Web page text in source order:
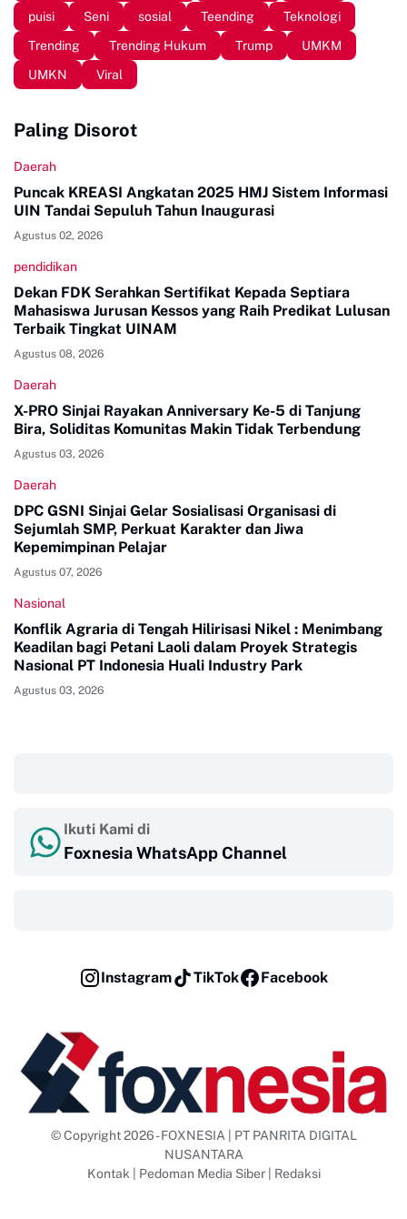
puisi
Seni sosial Teending
Teknologi
Trending
Trending Hukum Trump
UMKM
UMKN
Viral
Paling Disorot
Daerah
Puncak KREASI Angkatan 2025 HMJ Sistem Informasi
UIN Tandai Sepuluh Tahun Inaugurasi
Agustus 02, 2026
pendidikan
Dekan FDK Serahkan Sertifikat Kepada Septiara
Mahasiswa Jurusan Kessos yang Raih Predikat Lulusan
Terbaik Tingkat UINAM
Agustus 08, 2026
Daerah
X-PRO Sinjai Rayakan Anniversary Ke-5 di Tanjung
Bira, Soliditas Komunitas Makin Tidak Terbendung
Agustus 03, 2026
Daerah
DPC GSNI Sinjai Gelar Sosialisasi Organisasi di
Sejumlah SMP, Perkuat Karakter dan Jiwa
Kepemimpinan Pelajar
Agustus 07, 2026
Nasional
Konflik Agraria di Tengah Hilirisasi Nikel : Menimbang
Keadilan bagi Petani Laoli dalam Proyek Strategis
Nasional PT Indonesia Huali Industry Park
Agustus 03, 2026
Ikuti Kami di
Foxnesia WhatsApp Channel
Instagram TikTok Facebook
© Copyright 2026 - FOXNESIA | PT PANRITA DIGITAL
NUSANTARA
Kontak
Pedoman Media Siber| Redaksi